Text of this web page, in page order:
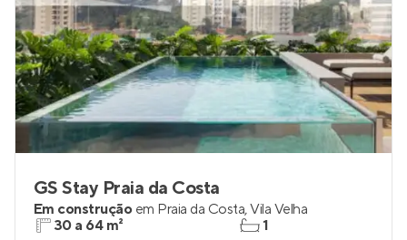
GS Stay Praia da Costa
Em construção em Praia da Costa,Vila Velha
30 a 64 m²
1